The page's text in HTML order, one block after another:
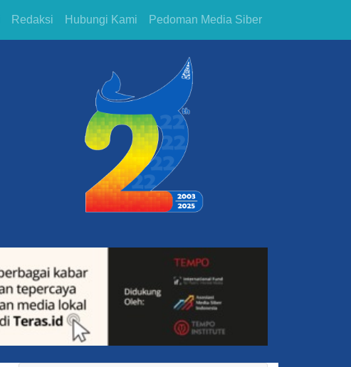
Redaksi Hubungi Kami Pedoman Media Siber